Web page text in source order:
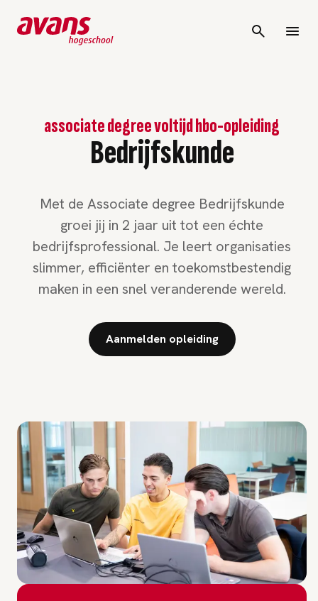
Bedrijfskunde
associate degree voltijd hbo-opleiding
Met de Associate degree Bedrijfskunde
groei jij in 2 jaar uit tot een échte
bedrijfsprofessional. Je leert organisaties
slimmer, efficiënter en toekomstbestendig
maken in een snel veranderende wereld.
Aanmelden opleiding